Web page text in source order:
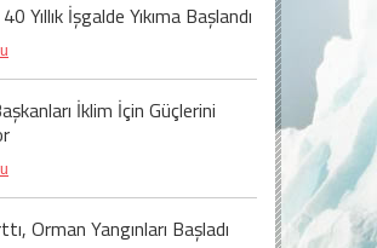
Yıllık İşgalde Yıkıma Başlandı
İklim İçin Güçlerini
Orman Yangınları Başladı